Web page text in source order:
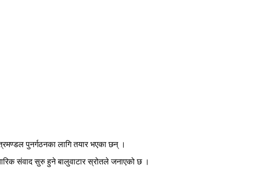
पुनर्गठनका लागि तयार भएका छन् ।
संवाद सुरु हुने बालुवाटार स्रोतले जनाएको छ ।